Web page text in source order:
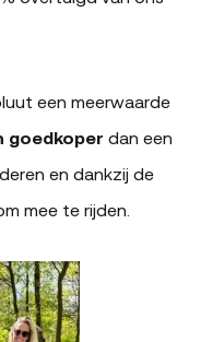
een meerwaarde
goedkoper dan een
en dankzij de
mee te rijden.